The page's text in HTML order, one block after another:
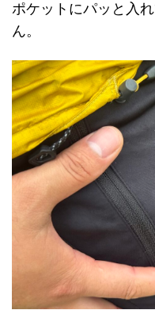
ポケットにパッと入
ん。